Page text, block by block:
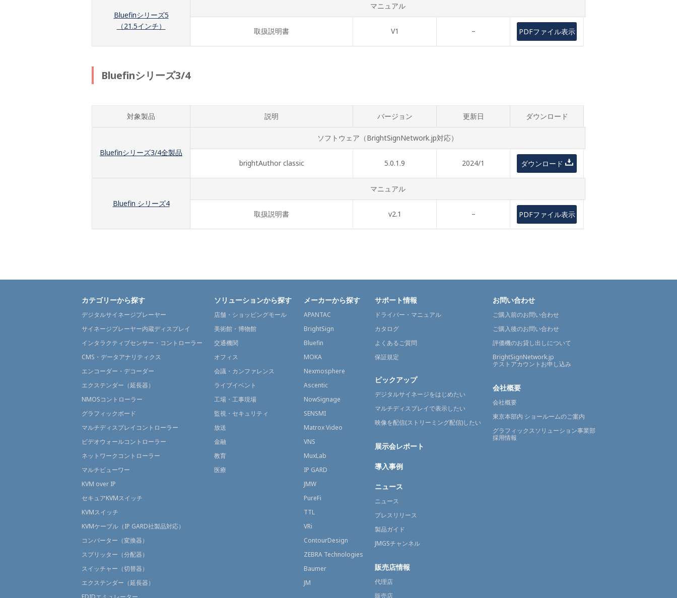
Bluefinシリーズ5
（21.5インチ）
マニュアル
取扱説明書 V1 – PDFファイル表示
Bluefinシリーズ3/4
対象製品 説明 バージョン 更新日 ダウンロード
Bluefinシリーズ3/4全製品
ソフトウェア（BrightSignNetwork.jp対応）
brightAuthor classic 5.0.1.9 2024/1 ダウンロード
Bluefin シリーズ4
マニュアル
取扱説明書 v2.1 – PDFファイル表示
カテゴリーから探す
デジタルサイネージプレーヤー
サイネージプレーヤー内蔵ディスプレイ
インタラクティブセンサー・コントローラー
CMS・データアナリティクス
エンコーダー・デコーダー
エクステンダー（延長器）
NMOSコントローラー
グラフィックボード
マルチディスプレイコントローラー
ビデオウォールコントローラー
ネットワークコントローラー
マルチビューワー
KVM over IP
セキュアKVMスイッチ
KVMスイッチ
KVMケーブル（IP GARD社製品対応）
コンバーター（変換器）
スプリッター（分配器）
スイッチャー（切替器）
エクステンダー（延長器）
ソリューションから探す
店舗・ショッピングモール
美術館・博物館
交通機関
オフィス
会議・カンファレンス
ライブイベント
工場・工事現場
監視・セキュリティ
放送
金融
教育
医療
メーカーから探す
APANTAC
BrightSign
Bluefin
MOKA
Nexmosphere
Ascentic
NowSignage
SENSMI
Matrox Video
VNS
MuxLab
IP GARD
JMW
PureFi
TTL
VRi
ContourDesign
ZEBRA Technologies
Baumer
JM
サポート情報
ドライバー・マニュアル
カタログ
よくあるご質問
保証規定
ピックアップ
デジタルサイネージをはじめたい
マルチディスプレイで表示したい
映像を配信(ストリーミング配信)したい
展示会レポート
導入事例
ニュース
ニュース
プレスリリース
製品ガイド
JMGSチャンネル
販売店情報
代理店
販売店
お問い合わせ
ご購入前のお問い合わせ
ご購入後のお問い合わせ
評価機のお貸し出しについて
BrightSignNetwork.jp
テストアカウントお申し込み
会社概要
会社概要
東京本部内 ショールームのご案内
グラフィックスソリューション事業部
採用情報